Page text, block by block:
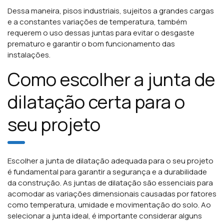
Dessa maneira, pisos industriais, sujeitos a grandes cargas
e a constantes variações de temperatura, também
requerem o uso dessas juntas para evitar o desgaste
prematuro e garantir o bom funcionamento das
instalações.
Como escolher a junta de
dilatação certa para o
seu projeto
Escolher a junta de dilatação adequada para o seu projeto
é fundamental para garantir a segurança e a durabilidade
da construção. As juntas de dilatação são essenciais para
acomodar as variações dimensionais causadas por fatores
como temperatura, umidade e movimentação do solo. Ao
selecionar a junta ideal, é importante considerar alguns